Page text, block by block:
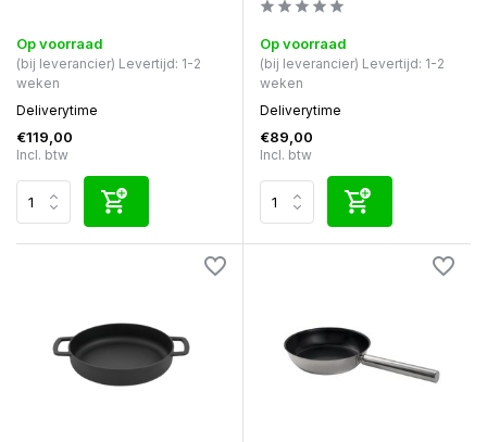
Op voorraad
(bij leverancier) Levertijd: 1-2
weken
Deliverytime
€119,00
Incl. btw
Op voorraad
(bij leverancier) Levertijd: 1-2
weken
Deliverytime
€89,00
Incl. btw